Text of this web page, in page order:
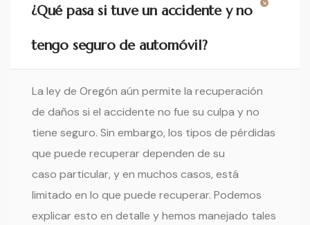
¿Qué pasa si tuve un accidente y no
tengo seguro de automóvil?
La ley de Oregón aún permite la recuperación
de daños si el accidente no fue su culpa y no
tiene seguro. Sin embargo, los tipos de pérdidas
que puede recuperar dependen de su
caso particular, y en muchos casos, está
limitado en lo que puede recuperar. Podemos
explicar esto en detalle y hemos manejado tales